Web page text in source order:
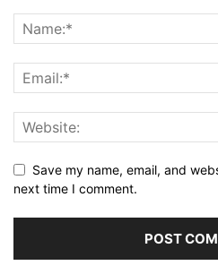
Save my name, email, and
next time I comment.